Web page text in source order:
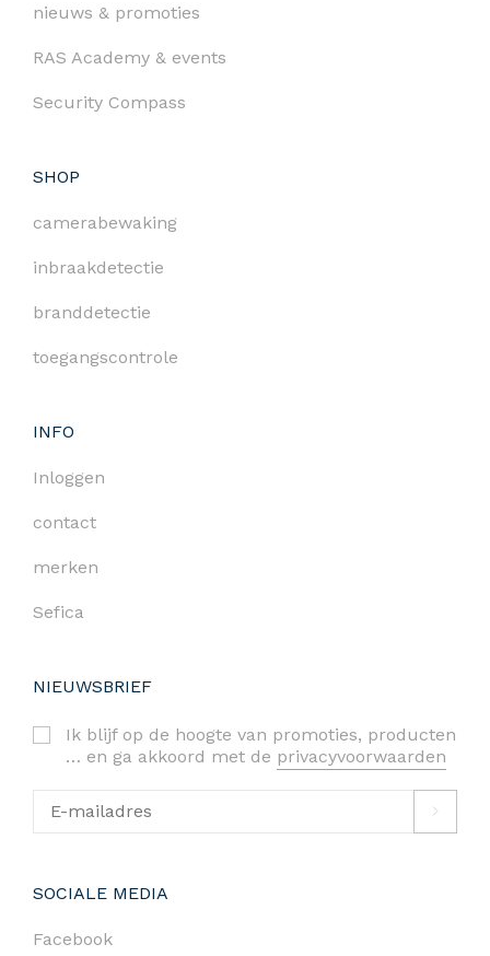
nieuws & promoties
RAS Academy & events
Security Compass
SHOP
camerabewaking
inbraakdetectie
branddetectie
toegangscontrole
INFO
Inloggen
contact
merken
Sefica
NIEUWSBRIEF
Ik blijf op de hoogte van promoties, producten
… en ga akkoord met de privacyvoorwaarden
SOCIALE MEDIA
Facebook